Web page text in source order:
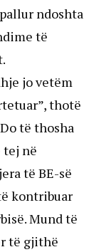
ndoshta
të
jo vetëm
thotë
të thosha
tej në
të BE-së
kontribuar
Mund të
të gjithë